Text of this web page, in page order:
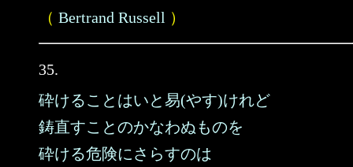
（ Bertrand Russell ）
35.
砕けることはいと易(やす)けれど
鋳直すことのかなわぬものを
砕ける危険にさらすのは